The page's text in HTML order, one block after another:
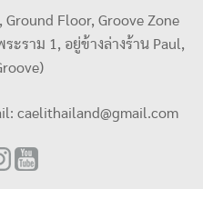
Floor, Groove Zone
ะราม 1, อยู่ข้างล่างร้าน Paul,
caelithailand@gmail.com